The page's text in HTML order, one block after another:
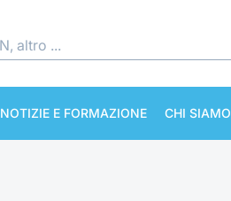
NOTIZIE E FORMAZIONE CHI SIAMO